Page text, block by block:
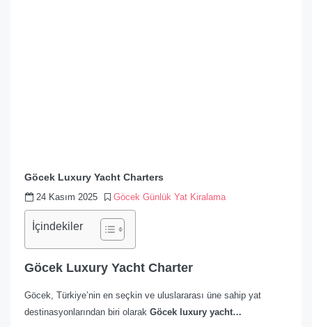
Göcek Luxury Yacht Charters
24 Kasım 2025 Göcek Günlük Yat Kiralama
İçindekiler
Göcek Luxury Yacht Charter
Göcek, Türkiye’nin en seçkin ve uluslararası üne sahip yat
destinasyonlarından biri olarak Göcek luxury yacht…